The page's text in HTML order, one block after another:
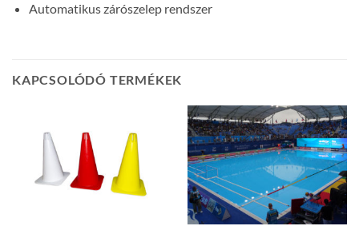
Automatikus zárószelep rendszer
KAPCSOLÓDÓ TERMÉKEK